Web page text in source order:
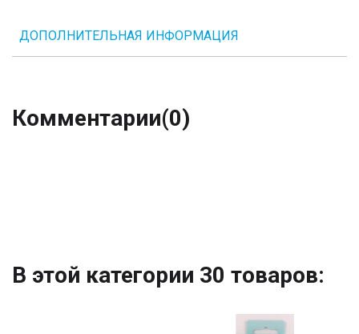
ДОПОЛНИТЕЛЬНАЯ ИНФОРМАЦИЯ
Комментарии(0)
В этой категории 30 товаров: